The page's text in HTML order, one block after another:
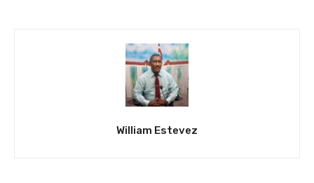
William Estevez